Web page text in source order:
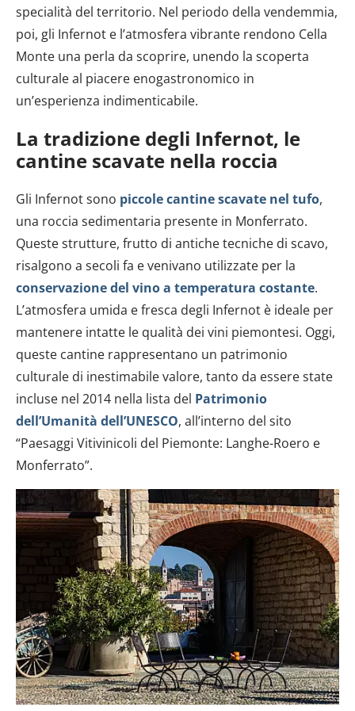
specialità del territorio. Nel periodo della vendemmia,
poi, gli Infernot e l’atmosfera vibrante rendono Cella
Monte una perla da scoprire, unendo la scoperta
culturale al piacere enogastronomico in
un’esperienza indimenticabile.
La tradizione degli Infernot, le
cantine scavate nella roccia
Gli Infernot sono piccole cantine scavate nel tufo,
una roccia sedimentaria presente in Monferrato.
Queste strutture, frutto di antiche tecniche di scavo,
risalgono a secoli fa e venivano utilizzate per la
conservazione del vino a temperatura costante.
L’atmosfera umida e fresca degli Infernot è ideale per
mantenere intatte le qualità dei vini piemontesi. Oggi,
queste cantine rappresentano un patrimonio
culturale di inestimabile valore, tanto da essere state
incluse nel 2014 nella lista del Patrimonio
dell’Umanità dell’UNESCO, all’interno del sito
“Paesaggi Vitivinicoli del Piemonte: Langhe-Roero e
Monferrato”.